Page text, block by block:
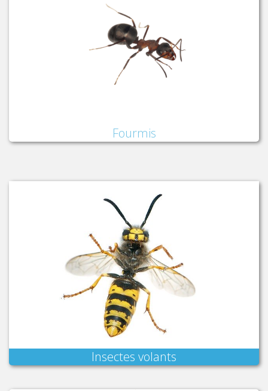
Fourmis
Insectes volants